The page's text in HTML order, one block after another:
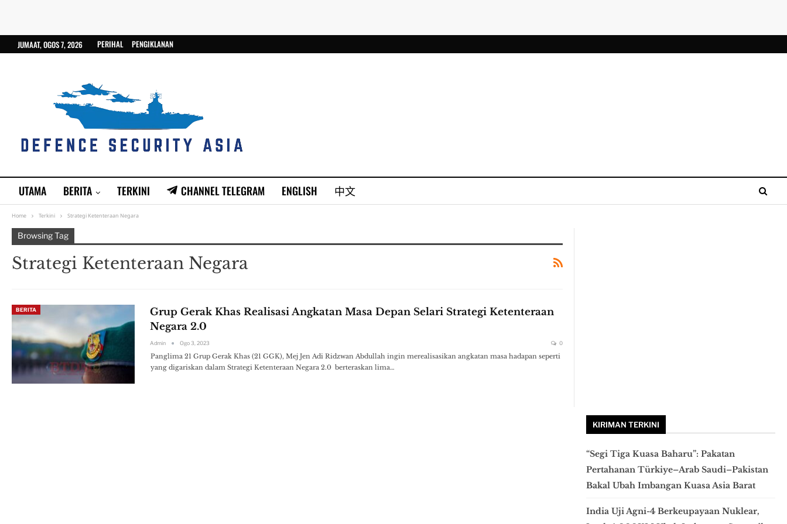
JUMAAT, OGOS 7, 2026 PERIHAL PENGIKLANAN
UTAMA BERITA TERKINI CHANNEL TELEGRAM ENGLISH 中文
Home Terkini Strategi Ketenteraan Negara
Browsing Tag
Strategi Ketenteraan Negara
BERITA
Grup Gerak Khas Realisasi Angkatan Masa Depan Selari Strategi Ketenteraan
Negara 2.0
Admin Ogo 3, 2023 0
Panglima 21 Grup Gerak Khas (21 GGK), Mej Jen Adi Ridzwan Abdullah ingin merealisasikan angkatan masa hadapan seperti
yang digariskan dalam Strategi Ketenteraan Negara 2.0 berteraskan lima…
KIRIMAN TERKINI
“Segi Tiga Kuasa Baharu”: Pakatan
Pertahanan Türkiye–Arab Saudi–Pakistan
Bakal Ubah Imbangan Kuasa Asia Barat
India Uji Agni-4 Berkeupayaan Nuklear,